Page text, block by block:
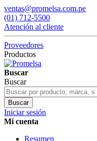
ventas@promelsa.com.pe
(01) 712-5500
Atención al cliente
Proveedores
Productos
Buscar
Buscar
Buscar
Iniciar sesión
Mi cuenta
Resumen